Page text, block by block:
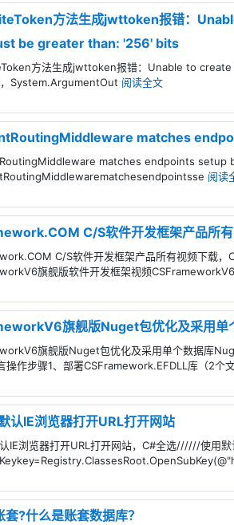
方法生成jwttoken报错：
be greater than: '256' bits
方法生成jwttoken报错：Unable to
System.ArgumentOut 阅读全文
matches
matches endpoints setup
阅读
C/S软件开发框架产品所
C/S软件开发框架产品所有视频下载，
旗舰版软件开发框架视频
旗舰版Nuget包优化及采用单
旗舰版Nuget包优化及采用单个数据库
操作步骤1、部署CSFramework.EFDLL库（2
认IE浏览器打开URL打开网站
IE浏览器打开URL打开网站，C#全选//////使用
套?什么是账套数据库？